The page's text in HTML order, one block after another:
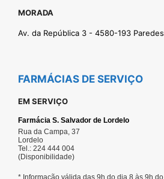
MORADA
Av. da República 3 - 4580-193 Paredes
FARMÁCIAS DE SERVIÇO
EM SERVIÇO